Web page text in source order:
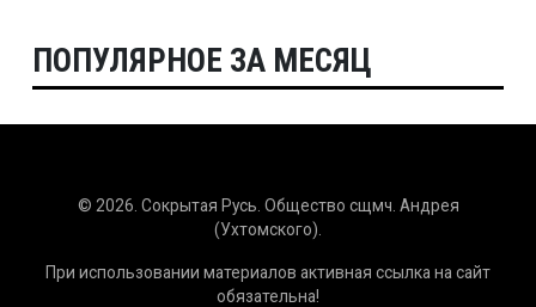
ПОПУЛЯРНОЕ ЗА МЕСЯЦ
© 2026. Сокрытая Русь. Общество сщмч. Андрея
(Ухтомского).
При использовании материалов активная ссылка на сайт
обязательна!